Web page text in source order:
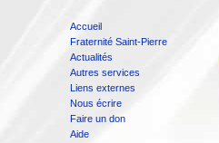
Accueil
Fraternité Saint-Pierre
Actualités
Autres services
Liens externes
Nous écrire
Faire un don
Aide